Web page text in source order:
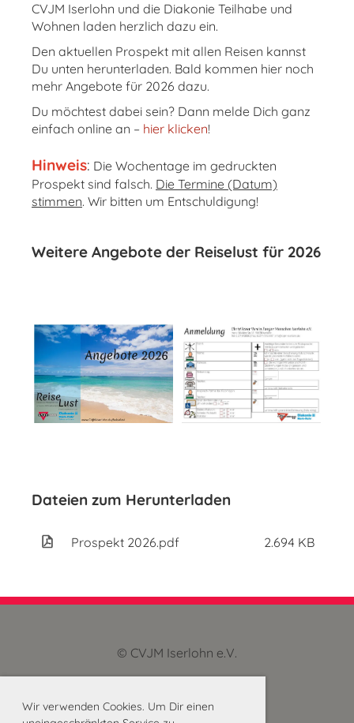
Wir verwenden Cookies. Um Dir einen
CVJM Iserlohn und die Diakonie Teilhabe und
Wohnen laden herzlich dazu ein.
Den aktuellen Prospekt mit allen Reisen kannst
Du unten herunterladen. Bald kommen hier noch
mehr Angebote für 2026 dazu.
Du möchtest dabei sein? Dann melde Dich ganz
einfach online an – hier klicken!
Hinweis: Die Wochentage im gedruckten
Prospekt sind falsch. Die Termine (Datum)
stimmen. Wir bitten um Entschuldigung!
Weitere Angebote der Reiselust für 2026
Dateien zum Herunterladen
Prospekt 2026.pdf 2.694 KB
© CVJM Iserlohn e.V.
Impressumund Datenschutz